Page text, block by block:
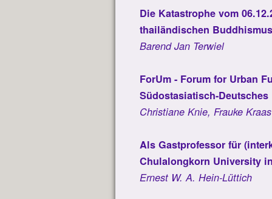
Die Katastrophe vom
thailändischen Buddhismus
Barend Jan Terwiel
ForUm - Forum for Urban
Südostasiatisch-Deutsches
Christiane Knie, Frauke Kraas
Als Gastprofessor für
Chulalongkorn University
Ernest W. A. Hein-Lüttich